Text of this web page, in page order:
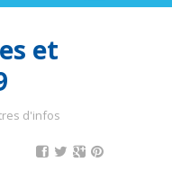
et
d'infos